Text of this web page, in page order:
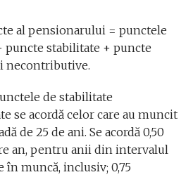
al pensionarului = punctele
stabilitate + puncte
necontributive.
de stabilitate
se acordă celor care au muncit
de 25 de ani. Se acordă 0,50
an, pentru anii din intervalul
în muncă, inclusiv; 0,75